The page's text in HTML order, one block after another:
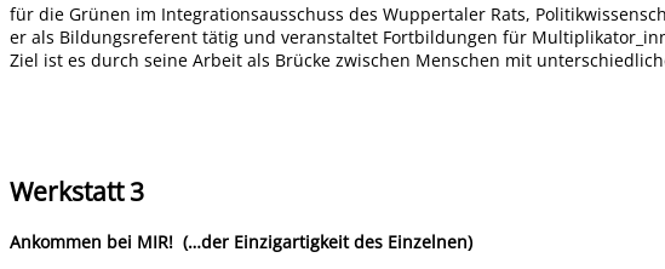
für die Grünen im Integrationsausschuss des Wuppertaler Rats,
er als Bildungsreferent tätig und veranstaltet Fortbildungen für
Ziel ist es durch seine Arbeit als Brücke zwischen Menschen mit
Werkstatt 3
Ankommen bei MIR! (…der Einzigartigkeit des Einzelnen)